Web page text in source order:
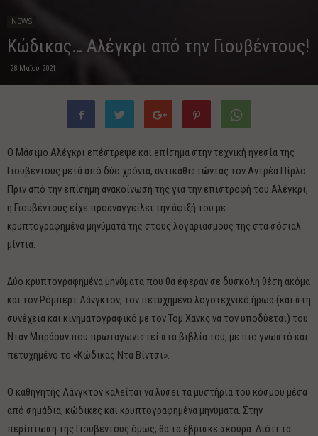
NEWS
Κώδικας… Αλέγκρι από την Γιουβέντους!
28 Μαΐου 2021
Ο Μάσιμο Αλέγκρι επέστρεψε και επίσημα στην τεχνική ηγεσία της
Γιουβέντους μετά από δύο χρόνια, αντικαθιστώντας τον Αντρέα Πίρλο.
Πριν από την επίσημη ανακοίνωσή της για την επιστροφή του Αλέγκρι,
η Γιουβέντους είχε προαναγγείλει την άφιξή του με…
κρυπτογραφημένα μηνύματά της στους λογαριασμούς της στα σόσιαλ
μίντια.
Δύο κρυπτογραφημένα μηνύματα που θα έφεραν σε δύσκολη θέση ακόμα
και τον Ρόμπερτ Λάνγκτον, τον πετυχημένο λογοτεχνικό ήρωα (και στη
συνέχεια και κινηματογραφικό με τον Τομ Χανκς να τον υποδύεται) του
Νταν Μπράουν που πρωταγωνιστεί στα βιβλία του, με πιο γνωστό και
πετυχημένο το «Κώδικας Ντα Βίντσι».
Ο καθηγητής Λάνγκτον καλείται να λύσει τα μυστήρια του κόσμου μέσα
από σημάδια, κώδικες και κρυπτογραφημένα μηνύματα. Στην
περίπτωση της Γιουβέντους όμως, θα τα έβρισκε σκούρα. Διότι τα